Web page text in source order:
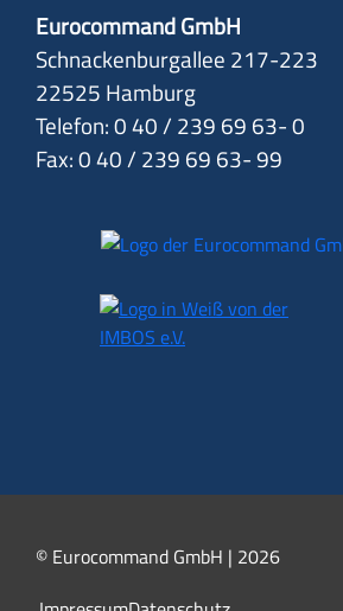
Eurocommand GmbH
Schnackenburgallee 217-223
22525 Hamburg
Telefon: 0 40 / 239 69 63- 0
Fax: 0 40 / 239 69 63- 99
© Eurocommand GmbH | 2026